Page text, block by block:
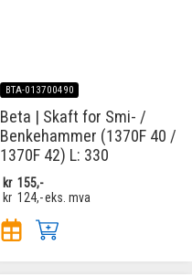
BTA-013700490
Beta | Skaft for Smi- /
Benkehammer (1370F 40 /
1370F 42) L: 330
kr 155,-
kr 124,-eks. mva